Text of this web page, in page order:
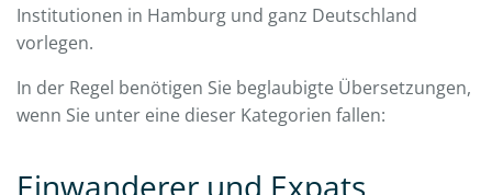
Institutionen in Hamburg und ganz Deutschland
vorlegen.
In der Regel benötigen Sie beglaubigte Übersetzungen,
wenn Sie unter eine dieser Kategorien fallen:
Einwanderer und Expats